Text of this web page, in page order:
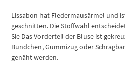
Lissabon hat Fledermausärmel und
geschnitten. Die Stoffwahl
Sie Das Vorderteil der Bluse ist
Bündchen, Gummizug oder
genäht werden.